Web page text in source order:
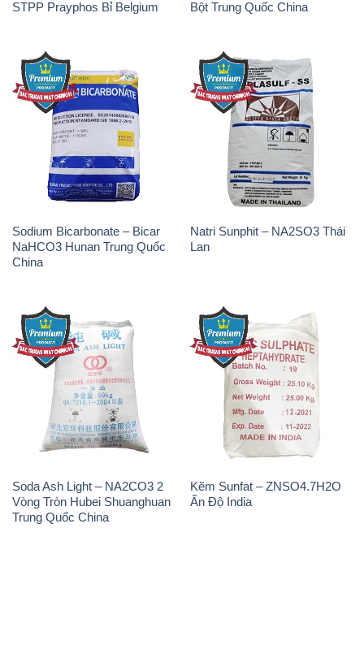
STPP Prayphos Bỉ Belgium
Bột Trung Quốc China
Sodium Bicarbonate – Bicar
NaHCO3 Hunan Trung Quốc
China
Natri Sunphit – NA2SO3 Thái
Lan
Soda Ash Light – NA2CO3 2
Vòng Tròn Hubei Shuanghuan
Trung Quốc China
Kẽm Sunfat – ZNSO4.7H2O
Ấn Độ India